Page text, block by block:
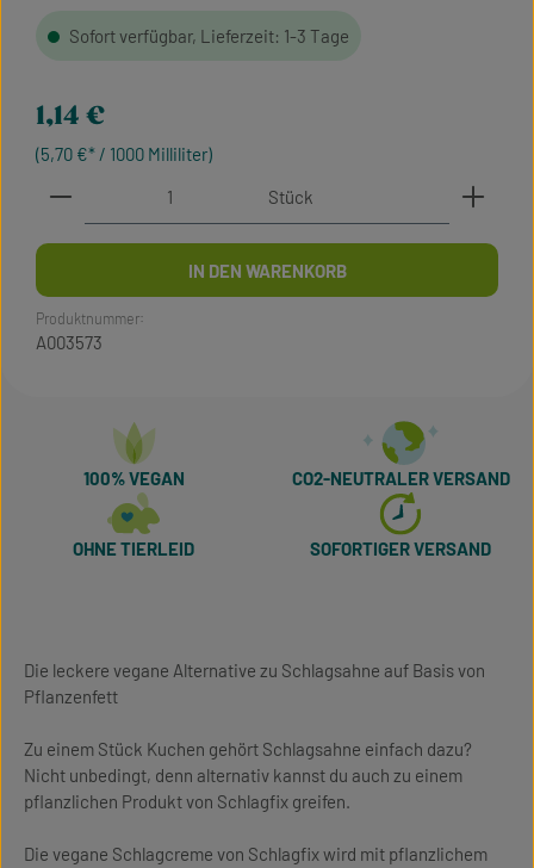
Regulärer Preis:
1,14 €
(5,70 €* / 1000 Milliliter)
Sofort verfügbar, Lieferzeit: 1-3 Tage
Produkt Anzahl: Gib den gewünschten Wert ein
Stück
IN DEN WARENKORB
Produktnummer:
A003573
100% VEGAN CO2-NEUTRALER VERSAND
OHNE TIERLEID SOFORTIGER VERSAND
Die leckere vegane Alternative zu Schlagsahne auf Basis von
Pflanzenfett
Zu einem Stück Kuchen gehört Schlagsahne einfach dazu?
Nicht unbedingt, denn alternativ kannst du auch zu einem
pflanzlichen Produkt von Schlagfix greifen.
Die vegane Schlagcreme von Schlagfix wird mit pflanzlichem